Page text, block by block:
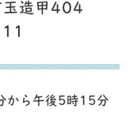
造甲404
から午後5時15分